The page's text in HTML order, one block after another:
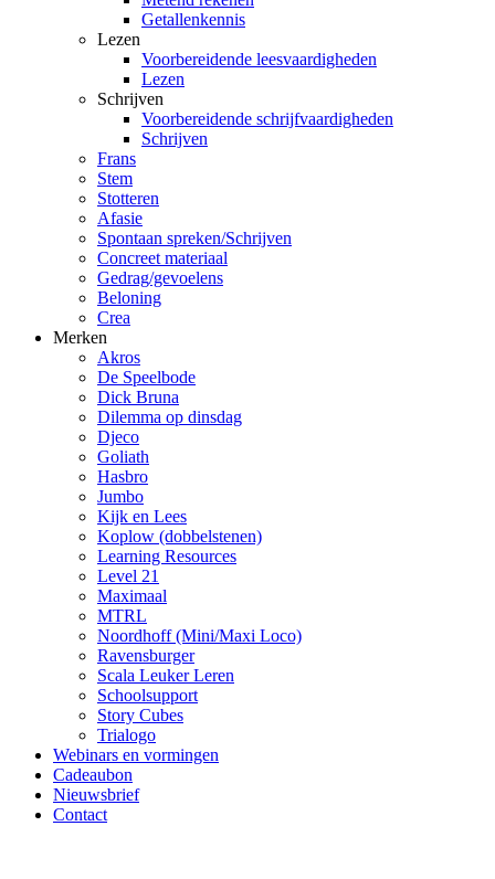
Getallenkennis
Lezen
Voorbereidende leesvaardigheden
Lezen
Schrijven
Voorbereidende schrijfvaardigheden
Schrijven
Frans
Stem
Stotteren
Afasie
Spontaan spreken/Schrijven
Concreet materiaal
Gedrag/gevoelens
Beloning
Crea
Merken
Akros
De Speelbode
Dick Bruna
Dilemma op dinsdag
Djeco
Goliath
Hasbro
Jumbo
Kijk en Lees
Koplow (dobbelstenen)
Learning Resources
Level 21
Maximaal
MTRL
Noordhoff (Mini/Maxi Loco)
Ravensburger
Scala Leuker Leren
Schoolsupport
Story Cubes
Trialogo
Webinars en vormingen
Cadeaubon
Nieuwsbrief
Contact